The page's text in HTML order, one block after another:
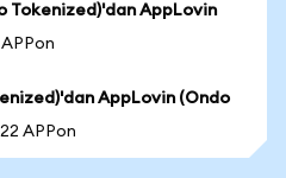
Tokenized)'dan AppLovin
AppLovin (Ondo
APPon